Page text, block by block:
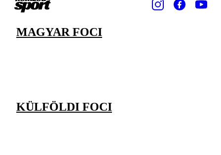
MAGYAR FOCI
KÜLFÖLDI FOCI